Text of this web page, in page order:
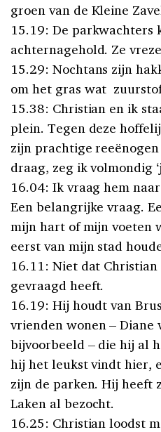
groen van de Kleine
15.19: De parkwachters
achternagehold. Ze
15.29: Nochtans zijn
om het gras wat
15.38: Christian en ik
plein. Tegen deze
zijn prachtige
draag, zeg ik volmondig
16.04: Ik vraag hem
Een belangrijke vraag.
mijn hart of mijn voeten
eerst van mijn stad
16.11: Niet dat
gevraagd heeft.
16.19: Hij houdt van
vrienden wonen – Diane
bijvoorbeeld – die hij al
hij het leukst vindt hier,
zijn de parken. Hij heeft
Laken al bezocht.
16.25: Christian loodst